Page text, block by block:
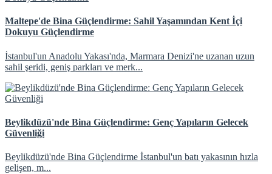
Maltepe'de Bina Güçlendirme: Sahil Yaşamından Kent İçi
Dokuyu Güçlendirme
İstanbul'un Anadolu Yakası'nda, Marmara Denizi'ne uzanan uzun
sahil şeridi, geniş parkları ve merk...
Beylikdüzü'nde Bina Güçlendirme: Genç Yapıların Gelecek
Güvenliği
Beylikdüzü'nde Bina Güçlendirme İstanbul'un batı yakasının hızla
gelişen, m...